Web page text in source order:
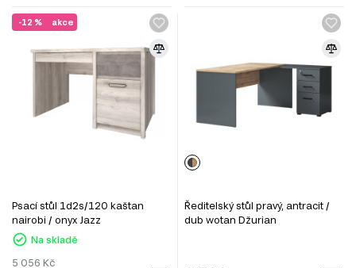
akce
-12 %
Psací stůl 1d2s/120 kaštan
nairobi / onyx Jazz
Na skladě
5 056 Kč
Ředitelský stůl pravý, antracit /
dub wotan Džurian